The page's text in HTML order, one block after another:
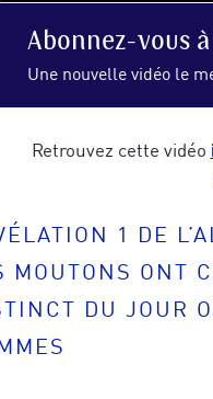
Abonnez-vous
Une nouvelle vidéo le
Retrouvez cette vidéo
1 DE
MOUTONS ONT
DU JOUR